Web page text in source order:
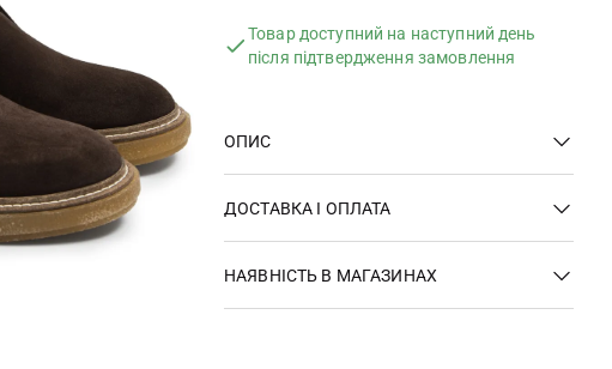
Товар доступний на наступний день
після підтвердження замовлення
ОПИС
ДОСТАВКА І ОПЛАТА
НАЯВНІСТЬ В МАГАЗИНАХ